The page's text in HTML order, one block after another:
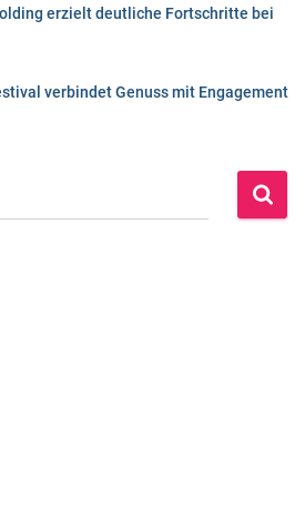
erzielt deutliche Fortschritte bei
verbindet Genuss mit Engagement